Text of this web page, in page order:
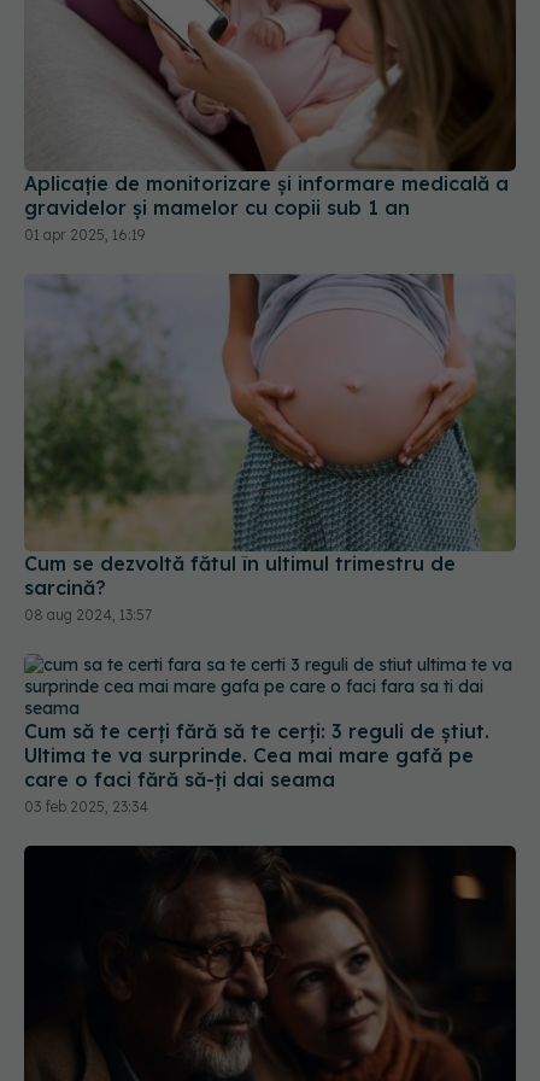
Aplicaţie de monitorizare şi informare medicală a
gravidelor şi mamelor cu copii sub 1 an
01 apr 2025, 16:19
Cum se dezvoltă fătul în ultimul trimestru de
sarcină?
08 aug 2024, 13:57
Cum să te cerți fără să te cerți: 3 reguli de știut.
Ultima te va surprinde. Cea mai mare gafă pe
care o faci fără să-ți dai seama
03 feb 2025, 23:34